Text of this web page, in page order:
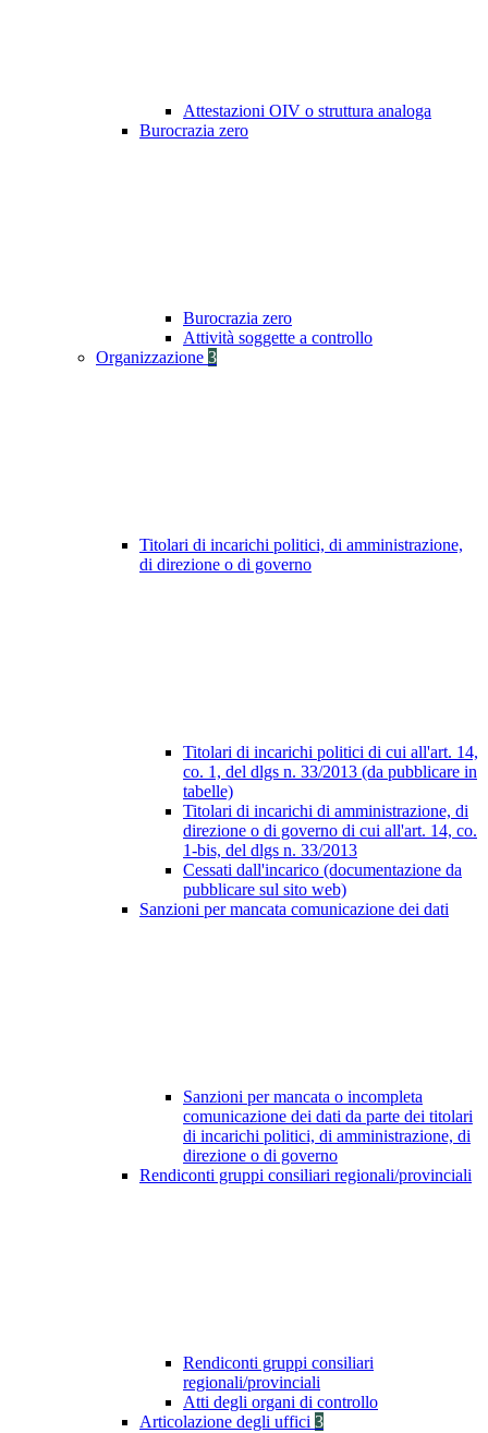
Attestazioni OIV o struttura analoga
Burocrazia zero
Burocrazia zero
Attività soggette a controllo
Organizzazione 3
Titolari di incarichi politici, di amministrazione,
di direzione o di governo
Titolari di incarichi politici di cui all'art. 14,
co. 1, del dlgs n. 33/2013 (da pubblicare in
tabelle)
Titolari di incarichi di amministrazione, di
direzione o di governo di cui all'art. 14, co.
1-bis, del dlgs n. 33/2013
Cessati dall'incarico (documentazione da
pubblicare sul sito web)
Sanzioni per mancata comunicazione dei dati
Sanzioni per mancata o incompleta
comunicazione dei dati da parte dei titolari
di incarichi politici, di amministrazione, di
direzione o di governo
Rendiconti gruppi consiliari regionali/provinciali
Rendiconti gruppi consiliari
regionali/provinciali
Atti degli organi di controllo
Articolazione degli uffici 3